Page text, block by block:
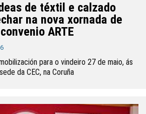
de téxtil e calzado
na nova xornada de
ARTE
para o vindeiro 27 de maio, ás
da CEC, na Coruña